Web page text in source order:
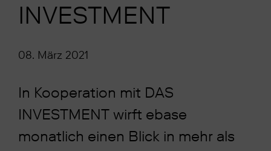
INVESTMENT
08. März 2021
In Kooperation mit DAS
INVESTMENT wirft ebase
monatlich einen Blick in mehr als